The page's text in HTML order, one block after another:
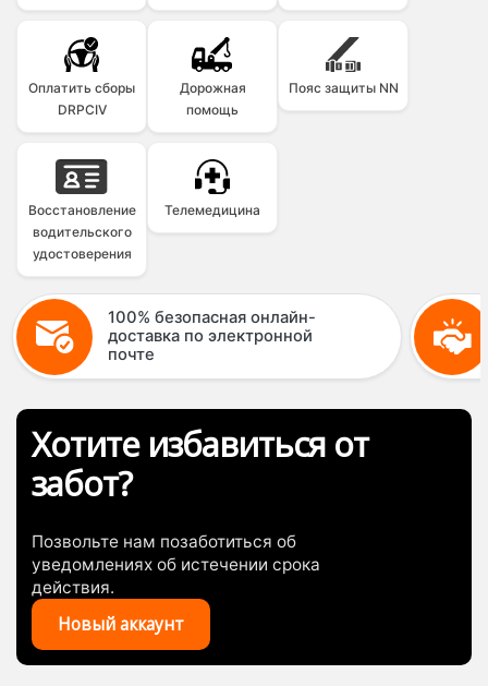
Оплатить сборы
DRPCIV
Дорожная
помощь
Пояс защиты NN
Восстановление
водительского
удостоверения
Телемедицина
100% безопасная онлайн-
доставка по электронной
почте
Хотите избавиться от
забот?
Позвольте нам позаботиться об
уведомлениях об истечении срока
действия.
Новый аккаунт